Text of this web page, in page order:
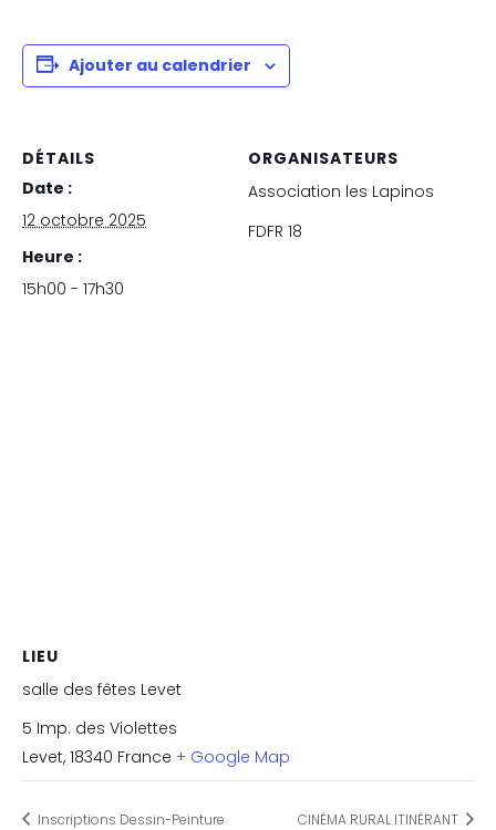
Ajouter au calendrier
DÉTAILS
Date :
12 octobre 2025
Heure :
15h00 - 17h30
ORGANISATEURS
Association les Lapinos
FDFR 18
LIEU
salle des fêtes Levet
5 Imp. des Violettes
Levet, 18340 France + Google Map
Inscriptions Dessin-Peinture CINÉMA RURAL ITINÉRANT